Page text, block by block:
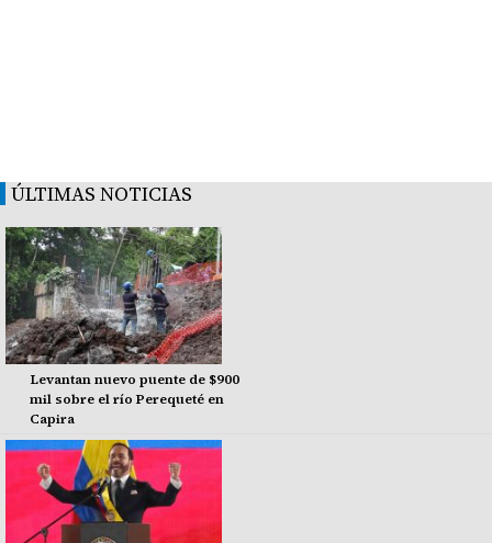
ÚLTIMAS NOTICIAS
Levantan nuevo puente de $900
mil sobre el río Perequeté en
Capira